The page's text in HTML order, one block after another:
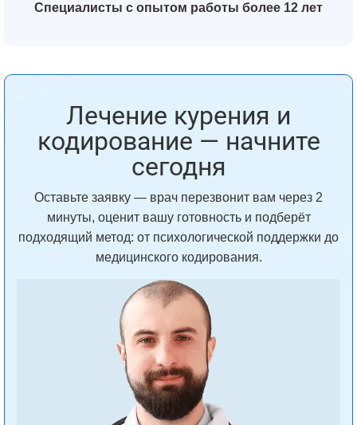
Специалисты с опытом работы более 12 лет
Лечение курения и
кодирование — начните
сегодня
Оставьте заявку — врач перезвонит вам через 2
минуты, оценит вашу готовность и подберёт
подходящий метод: от психологической поддержки до
медицинского кодирования.